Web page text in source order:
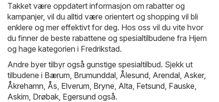
Takket være oppdatert informasjon om rabatter og
kampanjer, vil du alltid være orientert og shopping vil bli
enklere og mer effektivt for deg. Hos oss vil du vite hvor
du finner de beste rabattene og spesialtilbudene fra Hjem
og hage kategorien i Fredrikstad.
Andre byer tilbyr også gunstige spesialtilbud. Sjekk ut
tilbudene i Bærum Brumunddal Ålesund Arendal Asker,
Åkrehamn Ås Elverum Bryne Alta Fetsund Fauske
Askim Drøbak Egersund også.